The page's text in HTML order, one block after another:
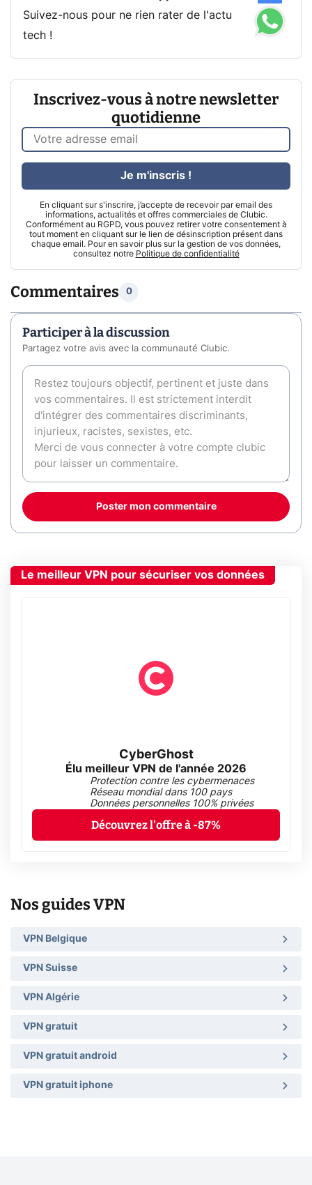
Suivez-nous pour ne rien rater de l'actu
tech !
Inscrivez-vous à notre newsletter
quotidienne
En cliquant sur s'inscrire, j’accepte de recevoir par email des
informations, actualités et offres commerciales de Clubic.
Conformément au RGPD, vous pouvez retirer votre consentement à
tout moment en cliquant sur le lien de désinscription présent dans
chaque email. Pour en savoir plus sur la gestion de vos données,
consultez notre Politique de confidentialité
Je m'inscris !
Commentaires 0
Participer à la discussion
Partagez votre avis avec la communauté Clubic.
Poster mon commentaire
Le meilleur VPN pour sécuriser vos données
CyberGhost
Élu meilleur VPN de l'année 2026
Protection contre les cybermenaces
Réseau mondial dans 100 pays
Données personnelles 100% privées
Découvrez l'offre à -87%
Nos guides VPN
VPN Belgique
VPN Suisse
VPN Algérie
VPN gratuit
VPN gratuit android
VPN gratuit iphone